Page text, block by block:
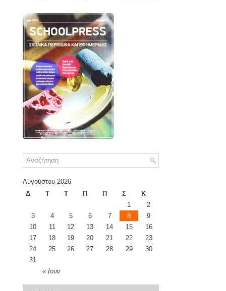
Αυγούστου 2026
Δ
Τ Τ Π Π Σ Κ
« Ιουν
1
2
3
4 5 6 7 8
9
10
11 12 13 14 15
16
17
18 19 20 21 22
23
24
25 26 27 28 29
30
31